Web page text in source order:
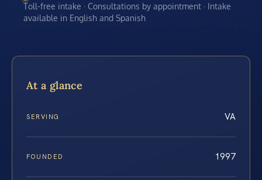
Toll-free intake · Consultations by appointment · Intake
available in English and Spanish
At a glance
SERVING VA
FOUNDED 1997